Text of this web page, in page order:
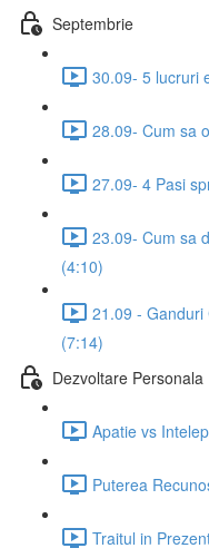
Septembrie
30.09- 5 lucruri
28.09- Cum sa
27.09- 4 Pasi
23.09- Cum sa
(4:10)
21.09 - Ganduri
(7:14)
Dezvoltare Personala
Apatie vs
Puterea
Traitul in